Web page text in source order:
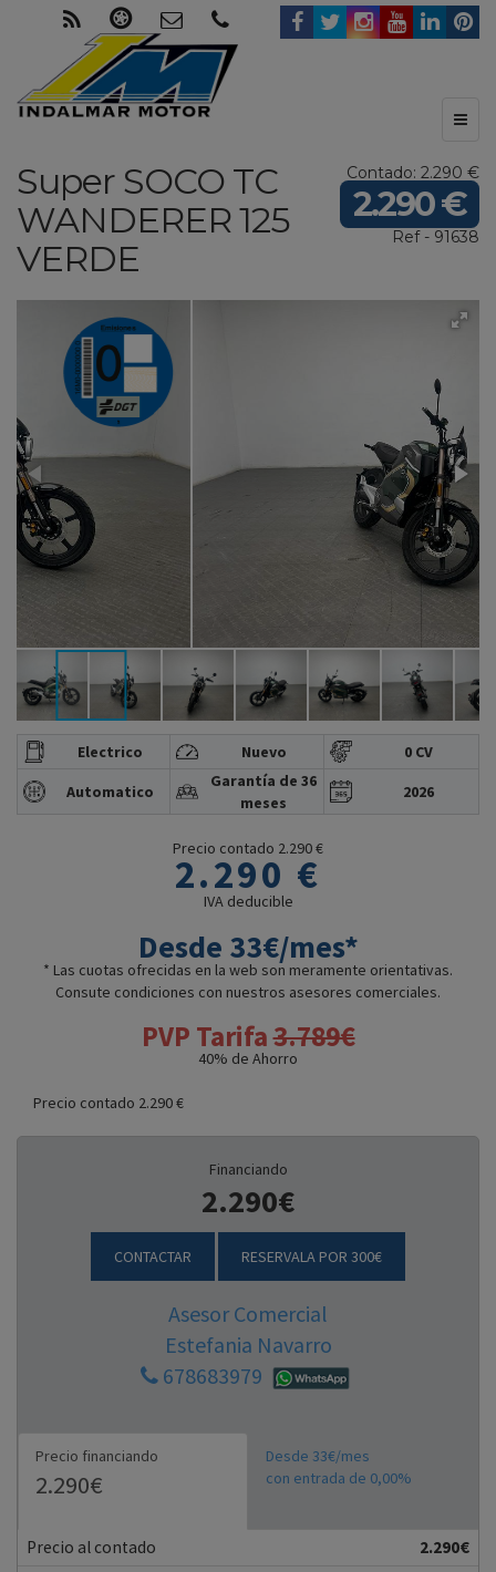
Contado: 2.290 €
2.290 €
Ref - 91638
Super SOCO TC
WANDERER 125
VERDE
Electrico Nuevo
0 CV
Automatico
Garantía de 36
meses
2026
Precio contado 2.290 €
2.290 €
IVA deducible
Desde 33€/mes*
* Las cuotas ofrecidas en la web son meramente orientativas.
Consute condiciones con nuestros asesores comerciales.
PVP Tarifa3.789€
40% de Ahorro
Precio contado 2.290 €
Financiando
2.290€
CONTACTAR RESERVALA POR 300€
Asesor Comercial
Estefania Navarro
678683979
Precio financiando
2.290€
Desde 33€/mes
con entrada de 0,00%
Precio al contado
2.290€